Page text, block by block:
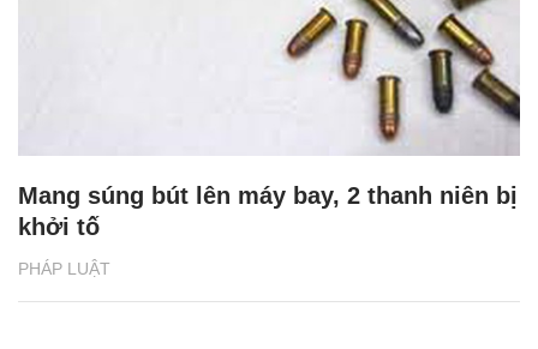
PHÁP LUẬT
Mang súng bút lên máy bay, 2 thanh niên bị
khởi tố